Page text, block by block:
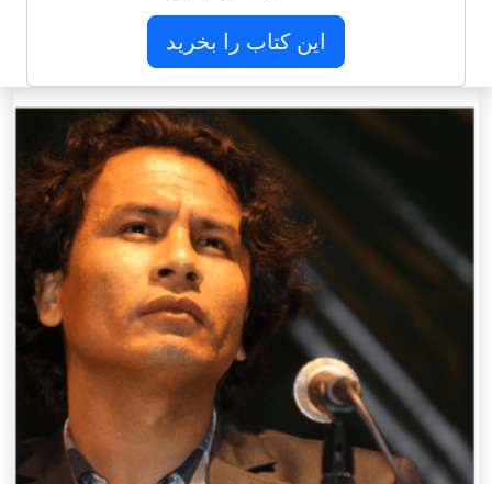
این کتاب را بخرید